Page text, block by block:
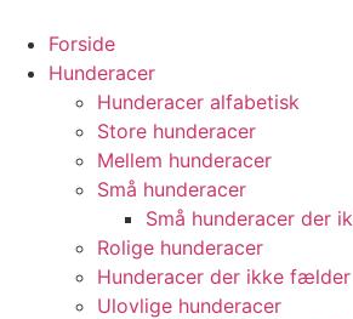
indhold
Forside
Hunderacer
Hunderacer alfabetisk
Store hunderacer
Mellem hunderacer
Små hunderacer
Små hunderacer der
Rolige hunderacer
Hunderacer der ikke fælder
Ulovlige hunderacer